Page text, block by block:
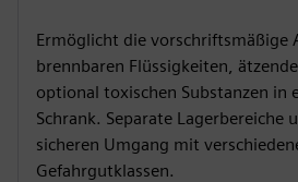
Ermöglicht die vorschriftsmäßige
brennbaren Flüssigkeiten,
optional toxischen Substanzen in
Schrank. Separate Lagerbereiche
sicheren Umgang mit
Gefahrgutklassen.